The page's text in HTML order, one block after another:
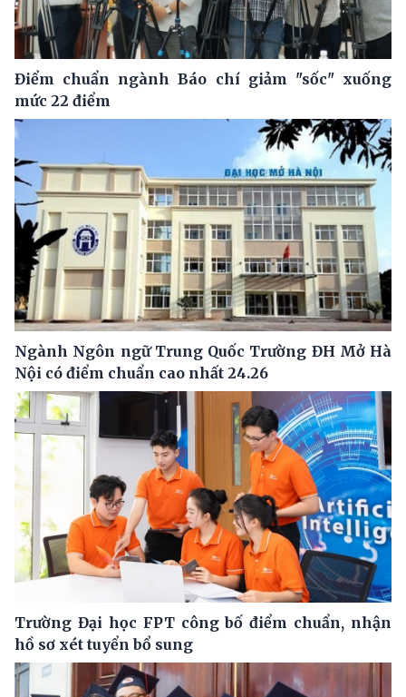
Điểm chuẩn ngành Báo chí giảm "sốc" xuống
mức 22 điểm
Ngành Ngôn ngữ Trung Quốc Trường ĐH Mở Hà
Nội có điểm chuẩn cao nhất 24.26
Trường Đại học FPT công bố điểm chuẩn, nhận
hồ sơ xét tuyển bổ sung